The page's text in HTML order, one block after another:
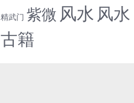
精武门 紫微 风水 风水
古籍